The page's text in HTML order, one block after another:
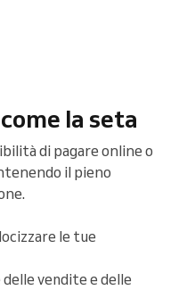
la seta
di pagare online o
il pieno
le tue
vendite e delle